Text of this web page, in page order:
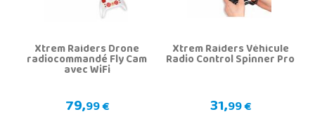
Xtrem Raiders Drone
radiocommandé Fly Cam
avec WiFi
79,99 €
Xtrem Raiders Véhicule
Radio Control Spinner Pro
31,99 €